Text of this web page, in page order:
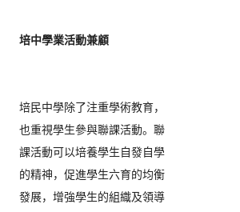
培中學業活動兼顧
培民中學除了注重學術教育，
也重視學生參與聯課活動。 聯
課活動可以培養學生自發自學
的精神，促進學生六育的均衡
發展， 增強學生的組織及領導